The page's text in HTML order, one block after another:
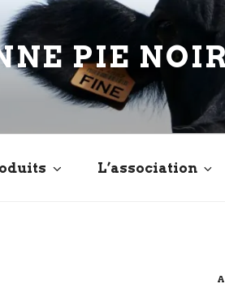
PIE NOIR
L’association